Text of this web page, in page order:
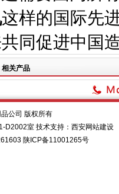
这样的国际先
同促进中国
相关产品
公司 版权所有
D2002室 技术支持： 西安网站建设
陕ICP备11001265号